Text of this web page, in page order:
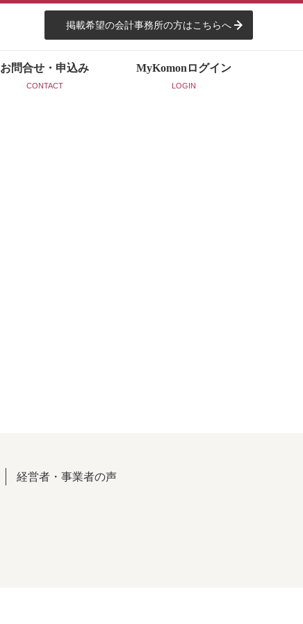
掲載希望の会計事務所の方はこちらへ
お問合せ・申込み
CONTACT
MyKomon ログイン
LOGIN
経営者・事業者の声